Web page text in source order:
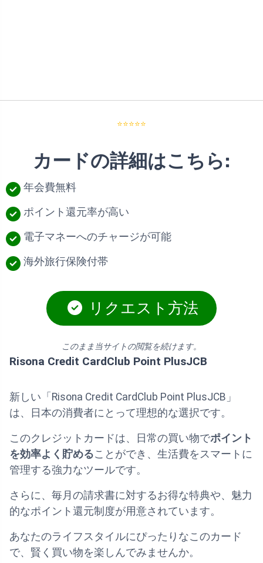
⭐⭐⭐⭐⭐
カードの詳細はこちら:
年会費無料
ポイント還元率が高い
電子マネーへのチャージが可能
海外旅行保険付帯
リクエスト方法
このまま当サイトの閲覧を続けます。
Risona Credit CardClub Point PlusJCB
新しい「Risona Credit CardClub Point PlusJCB」
は、日本の消費者にとって理想的な選択です。
このクレジットカードは、日常の買い物でポイント
を効率よく貯めることができ、生活費をスマートに
管理する強力なツールです。
さらに、毎月の請求書に対するお得な特典や、魅力
的なポイント還元制度が用意されています。
あなたのライフスタイルにぴったりなこのカード
で、賢く買い物を楽しんでみませんか。